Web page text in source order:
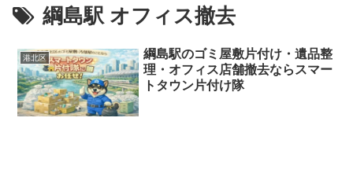
綱島駅 オフィス撤去
港北区
綱島駅のゴミ屋敷片付け・遺品整
理・オフィス店舗撤去ならスマー
トタウン片付け隊